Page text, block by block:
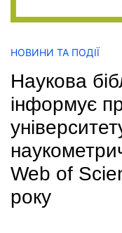
НОВИНИ ТА ПОДІЇ
Наукова
інформує
Web of
року